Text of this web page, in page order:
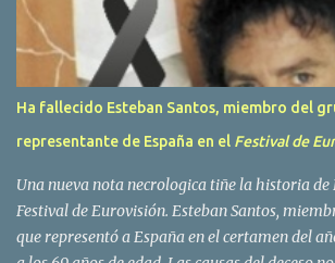
s
Ha fallecido Esteban Santos, miembro del
representante de España en el Festival de
Una nueva nota necrologica tiñe la historia de
Festival de Eurovisión. Esteban Santos,
que representó a España en el certamen del